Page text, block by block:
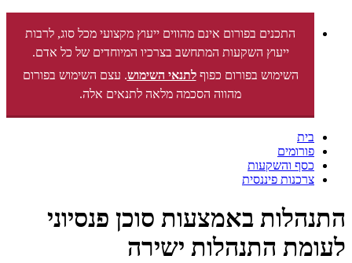
התכנים בפורום אינם מהווים ייעוץ מקצועי מכל סוג, לרבות
ייעוץ השקעות המתחשב בצרכיו המיוחדים של כל אדם.
השימוש בפורום כפוףלתנאי השימוש. עצם השימוש בפורום
מהווה הסכמה מלאה לתנאים אלה.
בית
פורומים
כסף והשקעות
צרכנות פיננסית
התנהלות באמצעות סוכן פנסיוני
לעומת התנהלות ישירה